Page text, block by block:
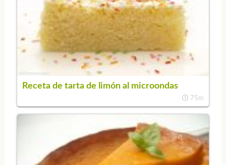
Receta de tarta de limón al microondas
75m